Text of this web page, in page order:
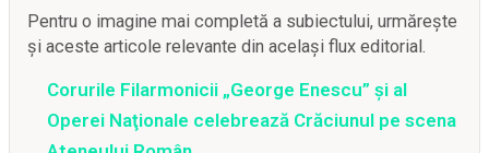
Pentru o imagine mai completă a subiectului, urmărește
și aceste articole relevante din același flux editorial.
Corurile Filarmonicii „George Enescu” şi al
Operei Naţionale celebrează Crăciunul pe scena